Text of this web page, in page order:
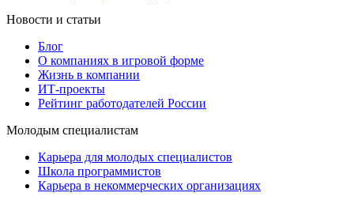
Новости и статьи
Блог
О компаниях в игровой форме
Жизнь в компании
ИТ-проекты
Рейтинг работодателей России
Молодым специалистам
Карьера для молодых специалистов
Школа программистов
Карьера в некоммерческих организациях